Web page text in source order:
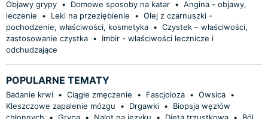
Objawy grypy • Domowe sposoby na katar • Angina - objawy,
leczenie
• Leki na przeziębienie • Olej z czarnuszki -
pochodzenie, właściwości, kosmetyka • Czystek – właściwości,
zastosowanie czystka •
Imbir - właściwości lecznicze i
odchudzające
POPULARNE TEMATY
Badanie krwi • Ciągłe zmęczenie • Fascjoloza • Owsica •
Kleszczowe zapalenie mózgu
• Drgawki •
Biopsja węzłów